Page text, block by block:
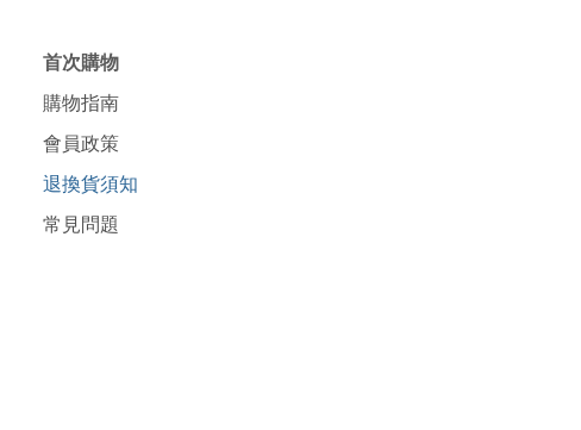
首次購物
購物指南
會員政策
退換貨須知
常見問題